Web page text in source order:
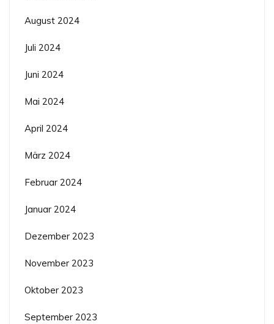
August 2024
Juli 2024
Juni 2024
Mai 2024
April 2024
März 2024
Februar 2024
Januar 2024
Dezember 2023
November 2023
Oktober 2023
September 2023